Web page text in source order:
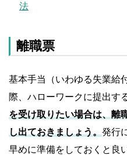
法
離職票
基本手当（いわゆる失業給
際、ハローワークに提出す
を受け取りたい場合は、離
し出ておきましょう。 発行
早めに準備をしておくと良